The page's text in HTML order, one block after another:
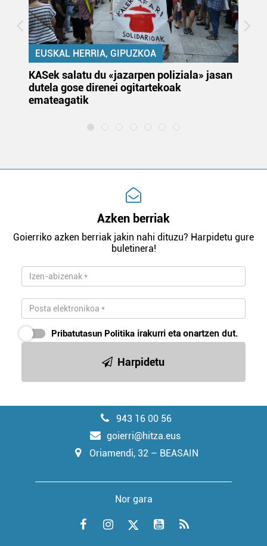
EUSKAL HERRIA, GIPUZKOA
KASek salatu du «jazarpen poliziala» jasan
dutela gose direnei ogitartekoak
emateagatik
Azken berriak
Goierriko azken berriak jakin nahi dituzu? Harpidetu gure
buletinera!
Pribatutasun Politika irakurri eta onartzen dut.
Harpidetu
943 16 00 56
goierri@hitza.eus
Oriamendi, 32 – BEASAIN
Nor gara